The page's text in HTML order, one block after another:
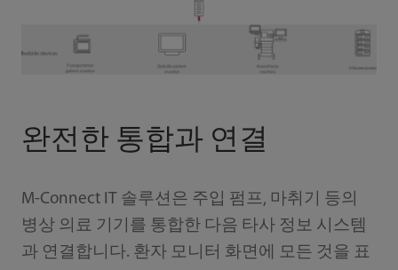
완전한 통합과 연결
M-Connect IT 솔루션은 주입 펌프, 마취기 등의
병상 의료 기기를 통합한 다음 타사 정보 시스템
과 연결합니다. 환자 모니터 화면에 모든 것을 표